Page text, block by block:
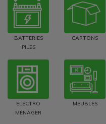
BATTERIES
PILES
CARTONS
ELECTRO
MÉNAGER
MEUBLES